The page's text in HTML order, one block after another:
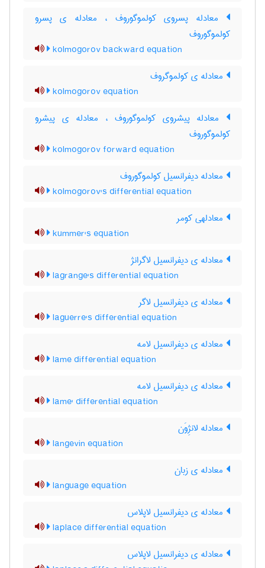
معادله پسروی کولموگوروف ، معادله ی پسرو
کولموگوروف
kolmogorov backward equation
معادله ی کولموگروف
kolmogorov equation
معادله پیشروی کولموگوروف ، معادله ی پیشرو
کولموگوروف
kolmogorov forward equation
معادله دیفرانسیل کولموگوروف
kolmogorov's differential equation
معادلهی کومر
kummer's equation
معادله ی دیفرانسیل لاگرانژ
lagrange's differential equation
معادله ی دیفرانسیل لاگر
laguerre's differential equation
معادله ی دیفرانسیل لامه
lame differential equation
معادله ی دیفرانسیل لامه
lame' differential equation
معادله لانژِوَن
langevin equation
معادله ی زبان
language equation
معادله ی دیفرانسیل لاپلاس
laplace differential equation
معادله ی دیفرانسیل لاپلاس